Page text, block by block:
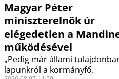
Magyar Péter
miniszterelnök úr
elégedetlen a
működésével
„Pedig már állami
lapunkról a kormányfő.